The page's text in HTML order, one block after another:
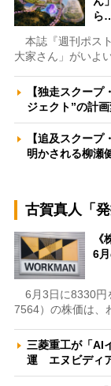
ら
本誌『週刊ポス
大家さん」がいよ
【独走スクー
ジェクト”の計
【追及スクー
明かされる柳瀬
古賀真人「
6
6月3日に8330円
7564）の株価は、
三菱重工が「AI
運 エヌビディ